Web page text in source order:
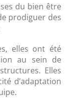
du bien être
prodiguer des
elles ont été
au sein de
Elles
d’adaptation